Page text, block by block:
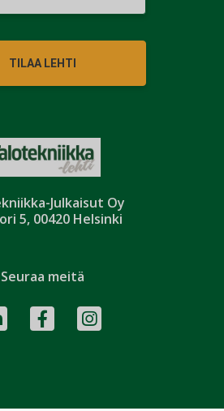
Julkaisut Oy
5, 00420 Helsinki
TILAA LEHTI
Seuraa meitä